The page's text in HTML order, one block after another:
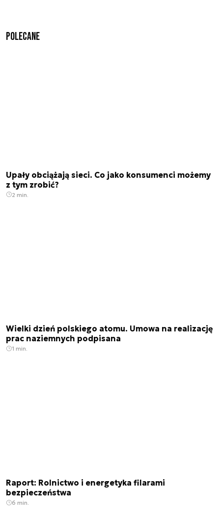
Polecane
Upały obciążają sieci. Co jako konsumenci możemy
z tym zrobić?
2 min.
Wielki dzień polskiego atomu. Umowa na realizację
prac naziemnych podpisana
1 min.
Raport: Rolnictwo i energetyka filarami
bezpieczeństwa
6 min.